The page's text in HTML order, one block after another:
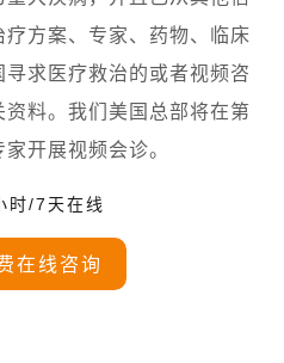
方案、专家、药物、临床
求医疗救治的或者视频咨
料。我们美国总部将在第
开展视频会诊。
时/7天在线
在线咨询